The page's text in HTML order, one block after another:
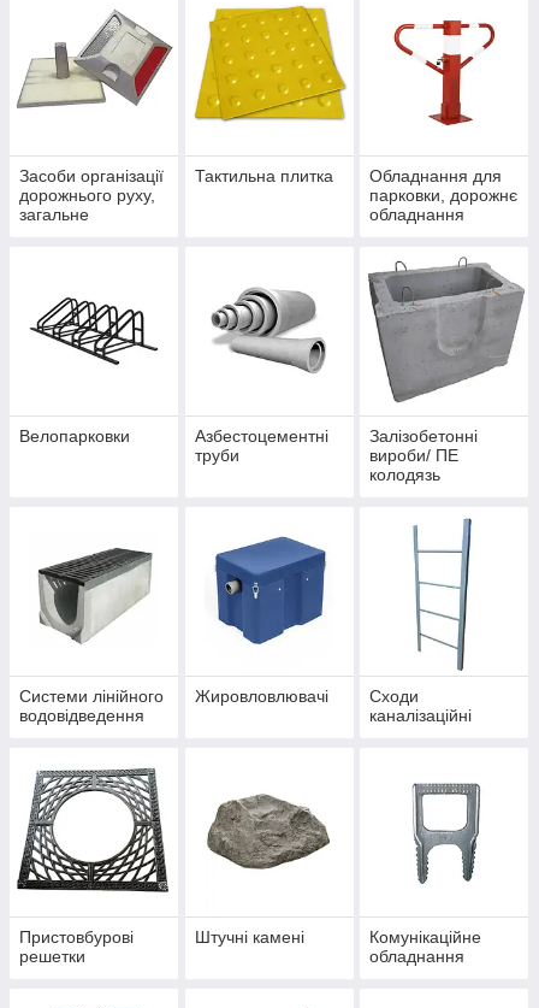
Засоби організації
дорожнього руху,
загальне
Тактильна плитка
Обладнання для
парковки, дорожнє
обладнання
Велопарковки
Азбестоцементні
труби
Залізобетонні
вироби/ ПЕ
колодязь
Системи лінійного
водовідведення
Жировловлювачі
Сходи
каналізаційні
Пристовбурові
решетки
Штучні камені
Комунікаційне
обладнання